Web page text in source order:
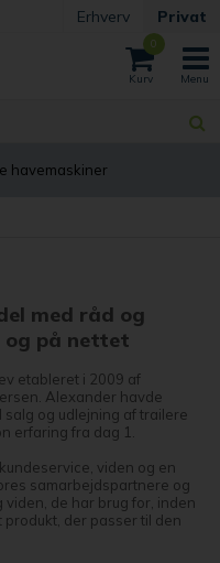
Erhverv Privat
0
havemaskiner
med råd og
og på nettet
etableret i 2009 af
Alexander havde
og udlejning af trailere
erfaring fra dag 1.
viden og en
samarbejdspartnere og
de har brug for, inden
der passer til den